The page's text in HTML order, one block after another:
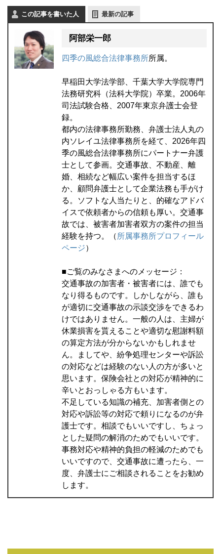
この記事を書いた人 最新の記事
阿部栄一郎
四季の風総合法律事務所所属。
早稲田大学法学部、千葉大学大学院専門
法務研究科（法科大学院）卒業。2006年
司法試験合格、2007年東京弁護士会登
録。
都内の法律事務所勤務、弁護士法人丸の
内ソレイユ法律事務所を経て、2026年四
季の風総合法律事務所にパートナー弁護
士として参画。交通事故、不動産、離
婚、相続など幅広い案件を担当するほ
か、顧問弁護士として企業法務も手がけ
る。ソフトな人当たりと、的確なアドバ
イスで依頼者からの信頼も厚い。交通事
故では、被害者加害者双方の案件の担当
経験を持つ。（ 所属事務所プロフィール
ページ）
■ご覧のみなさまへのメッセージ：
交通事故の加害者・被害者には、誰でも
なり得るものです。しかしながら、誰も
が適切に交通事故の示談交渉をできるわ
けではありません。一般の人は、主婦が
休業損害を貰えることや適切な慰謝料額
の算定方法が分からないかもしれませ
ん。ましてや、紛争処理センターや訴訟
の対応などは経験のない人の方が多いと
思います。保険会社との対応が精神的に
辛いとおっしゃる方もいます。
不足している知識の補充、加害者側との
対応や訴訟等の対応で頼りになるのが弁
護士です。相談でもいいですし、ちょっ
とした疑問の解消のためでもいいです。
事務対応や精神的負担の軽減のためでも
いいですので、交通事故に遭ったら、一
度、弁護士にご相談されることをお勧め
します。